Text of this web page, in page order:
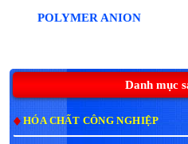
Danh mục
HÓA CHẤT CÔNG NGHIỆP
POLYMER ANION